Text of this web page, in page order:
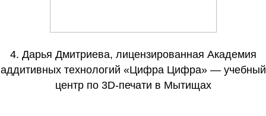
4. Дарья Дмитриева, лицензированная Академия
аддитивных технологий «Цифра Цифра» — учебный
центр по 3D-печати в Мытищах